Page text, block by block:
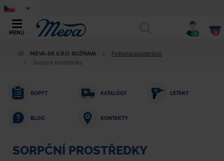
MENU 0 0
MEVA-SK S.R.O. ROŽŇAVA
Poľnohospodárstvo
Sorpční prostředky
DOPYT KATALÓGY LETÁKY
BLOG KONTAKTY
SORPČNÍ PROSTŘEDKY